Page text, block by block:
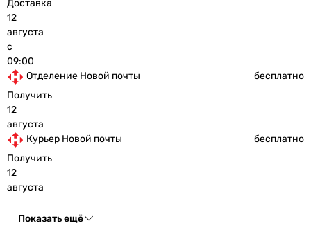
Доставка
12
августа
с
09:00
Отделение Новой почты
бесплатно
Получить
12
августа
Курьер Новой почты
бесплатно
Получить
12
августа
Показать ещё